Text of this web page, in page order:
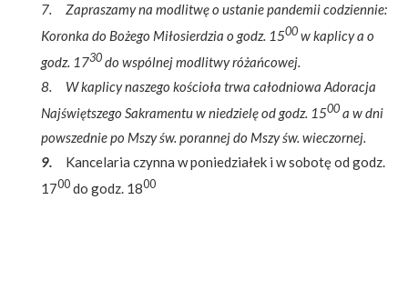
7. Zapraszamy na modlitwę o ustanie pandemii codziennie:
Koronka do Bożego Miłosierdzia o godz. 1500 w kaplicy a o
godz. 1730 do wspólnej modlitwy różańcowej.
8. W kaplicy naszego kościoła trwa całodniowa Adoracja
Najświętszego Sakramentu w niedzielę od godz. 1500 a w dni
powszednie po Mszy św. porannej do Mszy św. wieczornej.
9. Kancelaria czynna w poniedziałek i w sobotę od godz.
1700 do godz. 1800